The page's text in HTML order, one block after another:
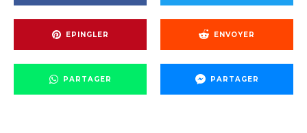
EPINGLER ENVOYER
PARTAGER PARTAGER